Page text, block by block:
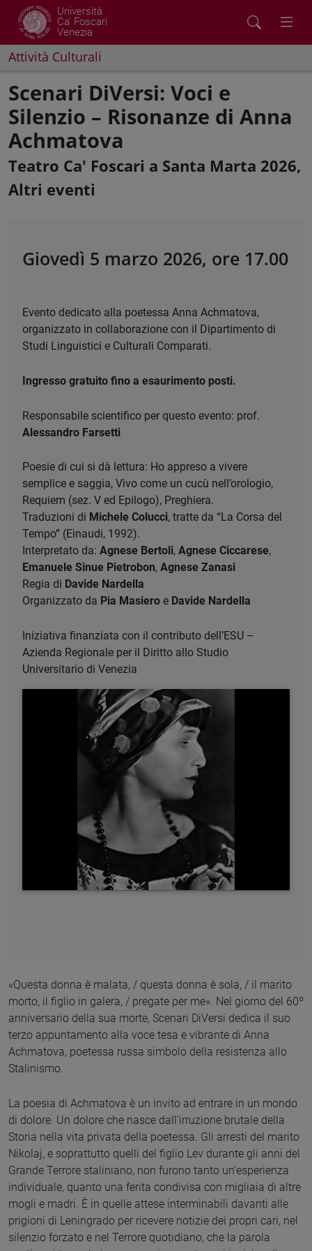
Università
Ca' Foscari
Venezia
Attività Culturali
Scenari DiVersi: Voci e
Silenzio – Risonanze di Anna
Achmatova
Teatro Ca' Foscari a Santa Marta 2026,
Altri eventi
Giovedì 5 marzo 2026, ore 17.00
Evento dedicato alla poetessa Anna Achmatova,
organizzato in collaborazione con il Dipartimento di
Studi Linguistici e Culturali Comparati.
Ingresso gratuito fino a esaurimento posti.
Responsabile scientifico per questo evento: prof.
Alessandro Farsetti
Poesie di cui si dà lettura: Ho appreso a vivere
semplice e saggia, Vivo come un cucù nell’orologio,
Requiem (sez. V ed Epilogo), Preghiera.
Traduzioni di Michele Colucci, tratte da “La Corsa del
Tempo” (Einaudi, 1992).
Interpretato da: Agnese Bertoli, Agnese Ciccarese,
Emanuele Sinue Pietrobon, Agnese Zanasi
Regia di Davide Nardella
Organizzato da Pia Masiero e Davide Nardella
Iniziativa finanziata con il contributo dell’ESU –
Azienda Regionale per il Diritto allo Studio
Universitario di Venezia
«Questa donna è malata, / questa donna è sola, / il marito
morto, il figlio in galera, / pregate per me». Nel giorno del 60º
anniversario della sua morte, Scenari DiVersi dedica il suo
terzo appuntamento alla voce tesa e vibrante di Anna
Achmatova, poetessa russa simbolo della resistenza allo
Stalinismo.
La poesia di Achmatova è un invito ad entrare in un mondo
di dolore. Un dolore che nasce dall’irruzione brutale della
Storia nella vita privata della poetessa. Gli arresti del marito
Nikolaj, e soprattutto quelli del figlio Lev durante gli anni del
Grande Terrore staliniano, non furono tanto un’esperienza
individuale, quanto una ferita condivisa con migliaia di altre
mogli e madri. È in quelle attese interminabili davanti alle
prigioni di Leningrado per ricevere notizie dei propri cari, nel
silenzio forzato e nel Terrore quotidiano, che la parola